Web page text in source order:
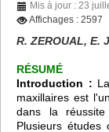
Mis à jour : 23
Affichages : 2597
R. ZEROUAL, E.
RÉSUMÉ
Introduction :
maxillaires est
dans la
Plusieurs